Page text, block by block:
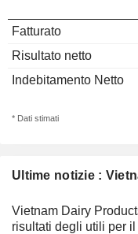
Ultime notizie :
Vietnam Dairy
risultati degli utili per
Fatturato
Risultato netto
Indebitamento Netto
* Dati stimati